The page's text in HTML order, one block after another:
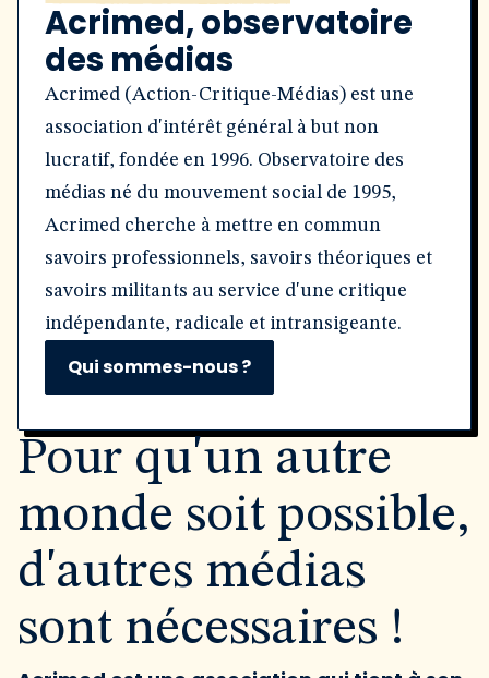
Acrimed, observatoire
des médias
Acrimed (Action-Critique-Médias) est une
association d'intérêt général à but non
lucratif, fondée en 1996. Observatoire des
médias né du mouvement social de 1995,
Acrimed cherche à mettre en commun
savoirs professionnels, savoirs théoriques et
savoirs militants au service d'une critique
indépendante, radicale et intransigeante.
Qui sommes-nous ?
Pour qu'un autre
monde soit possible,
d'autres médias
sont nécessaires !